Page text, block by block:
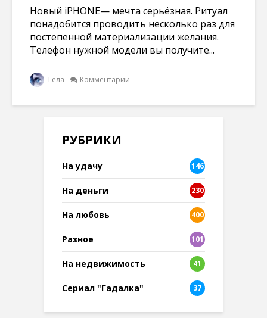
Новый iPHONE— мечта серьёзная. Ритуал
понадобится проводить несколько раз для
постепенной материализации желания.
Телефон нужной модели вы получите...
Гела Комментарии
РУБРИКИ
На удачу 146
На деньги 230
На любовь 400
Разное
101
8
На недвижимость 41
Сериал "Гадалка" 37